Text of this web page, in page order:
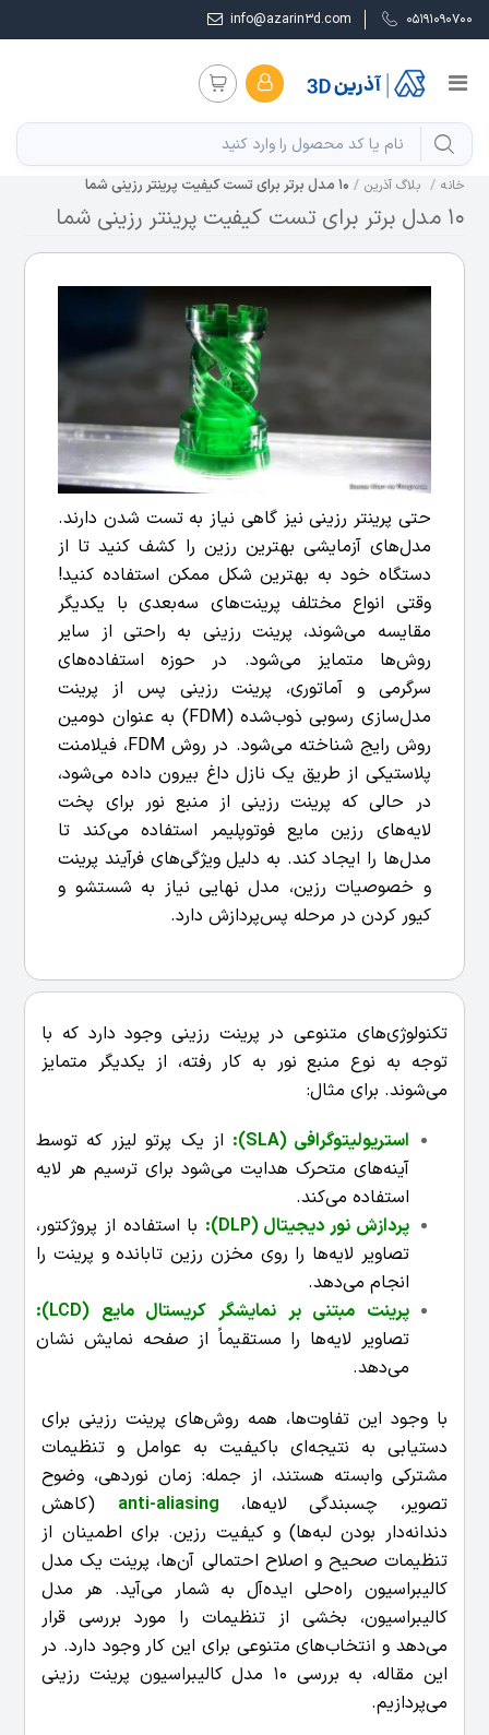
05191090700
info@azarin3d.com
خانه بلاگ آذرین 10 مدل برتر برای تست کیفیت پرینتر رزینی شما
10 مدل برتر برای تست کیفیت پرینتر رزینی شما
حتی پرینتر رزینی نیز گاهی نیاز به تست شدن دارند.
مدل‌های آزمایشی بهترین رزین را کشف کنید تا از
دستگاه خود به بهترین شکل ممکن استفاده کنید!
وقتی انواع مختلف پرینت‌های سه‌بعدی با یکدیگر
مقایسه می‌شوند، پرینت رزینی به راحتی از سایر
روش‌ها متمایز می‌شود. در حوزه استفاده‌های
سرگرمی و آماتوری، پرینت رزینی پس از پرینت
مدل‌سازی رسوبی ذوب‌شده (FDM) به عنوان دومین
روش رایج شناخته می‌شود. در روش FDM، فیلامنت
پلاستیکی از طریق یک نازل داغ بیرون داده می‌شود،
در حالی که پرینت رزینی از منبع نور برای پخت
لایه‌های رزین مایع فوتوپلیمر استفاده می‌کند تا
مدل‌ها را ایجاد کند. به دلیل ویژگی‌های فرآیند پرینت
و خصوصیات رزین، مدل نهایی نیاز به شستشو و
کیور کردن در مرحله پس‌پردازش دارد.
تکنولوژی‌های متنوعی در پرینت رزینی وجود دارد که با
توجه به نوع منبع نور به کار رفته، از یکدیگر متمایز
می‌شوند. برای مثال:
استریولیتوگرافی (SLA):
از یک پرتو لیزر که توسط
آینه‌های متحرک هدایت می‌شود برای ترسیم هر لایه
استفاده می‌کند.
پردازش نور دیجیتال (DLP):
با استفاده از پروژکتور،
تصاویر لایه‌ها را روی مخزن رزین تابانده و پرینت را
انجام می‌دهد.
پرینت مبتنی بر نمایشگر کریستال مایع (LCD):
تصاویر لایه‌ها را مستقیماً از صفحه نمایش نشان
می‌دهد.
با وجود این تفاوت‌ها، همه روش‌های پرینت رزینی برای
دستیابی به نتیجه‌ای باکیفیت به عوامل و تنظیمات
مشترکی وابسته هستند، از جمله: زمان نوردهی، وضوح
تصویر، چسبندگی لایه‌ها، anti-aliasing (کاهش
دندانه‌دار بودن لبه‌ها) و کیفیت رزین. برای اطمینان از
تنظیمات صحیح و اصلاح احتمالی آن‌ها، پرینت یک مدل
کالیبراسیون راه‌حلی ایده‌آل به شمار می‌آید. هر مدل
کالیبراسیون، بخشی از تنظیمات را مورد بررسی قرار
می‌دهد و انتخاب‌های متنوعی برای این کار وجود دارد. در
این مقاله، به بررسی 10 مدل کالیبراسیون پرینت رزینی
می‌پردازیم.